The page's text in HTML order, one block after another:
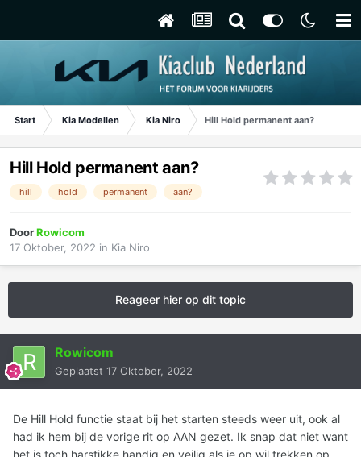
Start Kia Modellen Kia Niro Hill Hold permanent aan?
Hill Hold permanent aan?
hill hold permanent aan?
DoorRowicom
17 Oktober, 2022 in Kia Niro
Reageer hier op dit topic
Rowicom
Geplaatst 17 Oktober, 2022
De Hill Hold functie staat bij het starten steeds weer uit, ook al
had ik hem bij de vorige rit op AAN gezet. Ik snap dat niet want